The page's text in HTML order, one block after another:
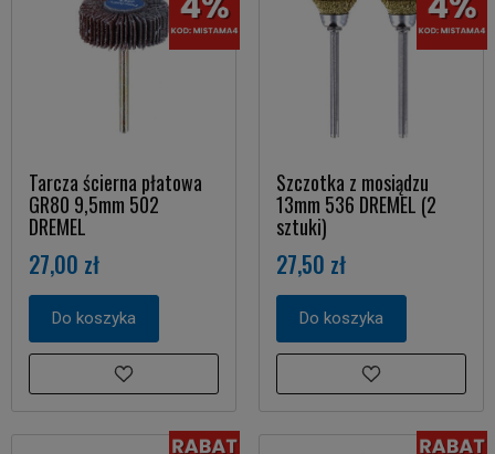
Tarcza ścierna płatowa
GR80 9,5mm 502
DREMEL
27,00 zł
Do koszyka
Szczotka z mosiądzu
13mm 536 DREMEL (2
sztuki)
27,50 zł
Do koszyka